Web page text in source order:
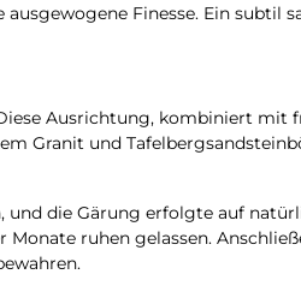
Finesse. Ein
Ausrichtung, kombiniert
Granit und
die Gärung erfolgte auf
ruhen gelassen.